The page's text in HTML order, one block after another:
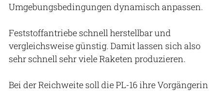
Umgebungsbedingungen dynamisch anpassen.
Feststoffantriebe schnell herstellbar und
vergleichsweise günstig. Damit lassen sich also
sehr schnell sehr viele Raketen produzieren.
Bei der Reichweite soll die PL-16 ihre Vorgängerin